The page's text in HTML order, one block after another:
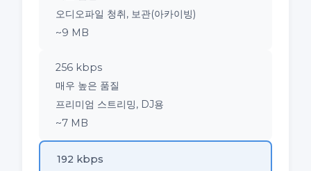
오디오파일 청취, 보관(아카이빙)
~9 MB
256 kbps
매우 높은 품질
프리미엄 스트리밍, DJ용
~7 MB
192 kbps